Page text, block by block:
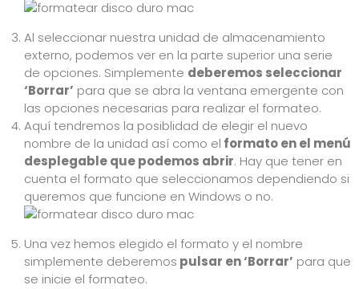
Al seleccionar nuestra unidad de almacenamiento
externo, podemos ver en la parte superior una serie
de opciones. Simplemente deberemos seleccionar
‘Borrar’ para que se abra la ventana emergente con
las opciones necesarias para realizar el formateo.
Aquí tendremos la posiblidad de elegir el nuevo
nombre de la unidad así como el formato en el menú
desplegable que podemos abrir. Hay que tener en
cuenta el formato que seleccionamos dependiendo si
queremos que funcione en Windows o no.
Una vez hemos elegido el formato y el nombre
simplemente deberemos pulsar en ‘Borrar’ para que
se inicie el formateo.